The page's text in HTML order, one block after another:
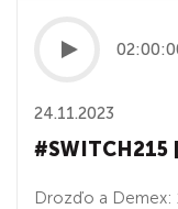
24.11.2023
#SWITCH215
Drozďo a Demex: